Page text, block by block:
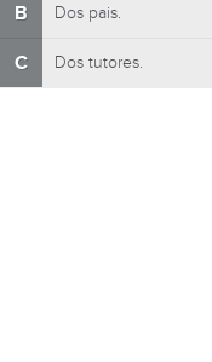
B Dos pais.
C Dos tutores.